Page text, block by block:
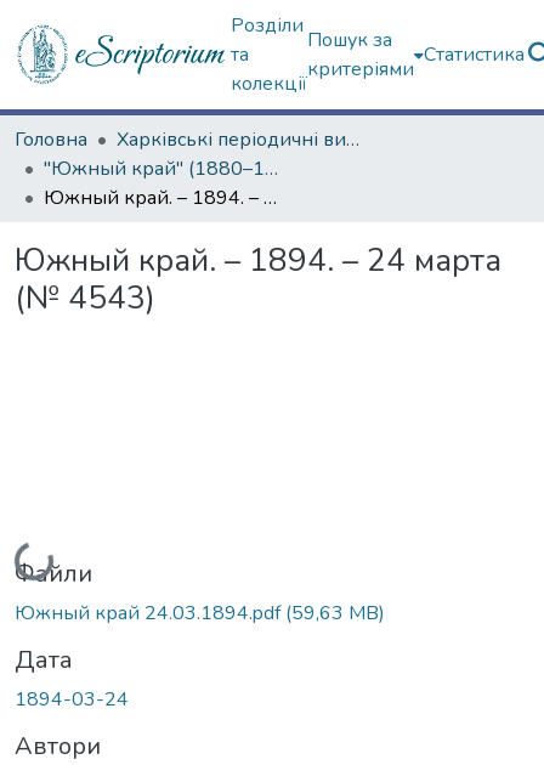
Розділи
та
колекції
Пошук за
критеріями
Статистика
Головна
Харківські періодичні видання
"Южный край" (1880–1919 гг.)
Южный край. – 1894. – 24 марта (№ 4543)
Южный край. – 1894. – 24 марта
(№ 4543)
Вантажиться...
Файли
Южный край 24.03.1894.pdf(59,63 MB)
Дата
1894-03-24
Автори